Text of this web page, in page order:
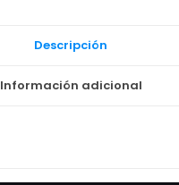
Descripción
Información adicional